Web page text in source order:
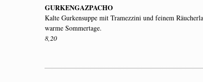
GURKENGAZPACHO
Kalte Gurkensuppe mit Tramezzini und feinem
warme Sommertage.
8,20